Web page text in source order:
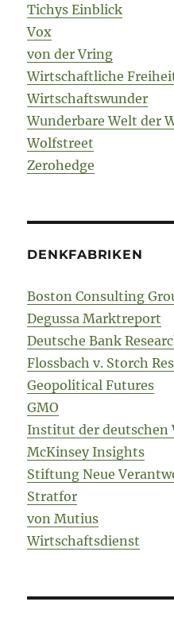
Tichys Einblick
Vox
von der Vring
Wirtschaftliche
Wirtschaftswunder
Wunderbare Welt der
Wolfstreet
Zerohedge
DENKFABRIKEN
Boston Consulting
Degussa Marktreport
Deutsche Bank
Flossbach v. Storch
Geopolitical Futures
GMO
Institut der deutschen
McKinsey Insights
Stiftung Neue
Stratfor
von Mutius
Wirtschaftsdienst